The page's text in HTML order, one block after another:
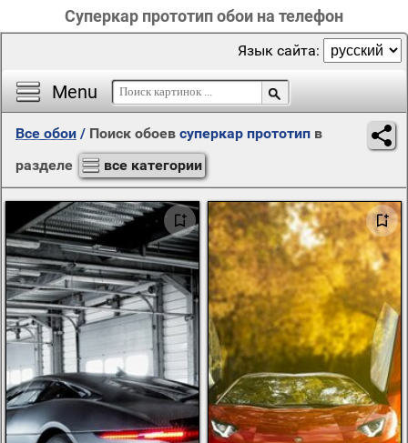
Суперкар прототип обои на телефон
Menu
Язык сайта:
Все обои / Поиск обоев суперкар прототип в
разделе
все категории